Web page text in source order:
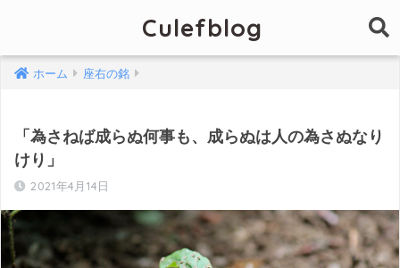
Culefblog
ホーム 座右の銘
「為さねば成らぬ何事も、成らぬは人の為さぬなり
けり」
2021年4月14日